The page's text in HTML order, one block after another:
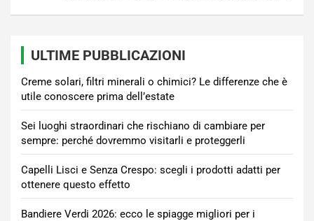
ULTIME PUBBLICAZIONI
Creme solari, filtri minerali o chimici? Le differenze che è
utile conoscere prima dell’estate
Sei luoghi straordinari che rischiano di cambiare per
sempre: perché dovremmo visitarli e proteggerli
Capelli Lisci e Senza Crespo: scegli i prodotti adatti per
ottenere questo effetto
Bandiere Verdi 2026: ecco le spiagge migliori per i